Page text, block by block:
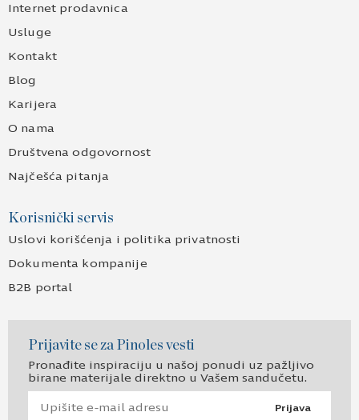
Internet prodavnica
Usluge
Kontakt
Blog
Karijera
O nama
Društvena odgovornost
Najčešća pitanja
Korisnički servis
Uslovi korišćenja i politika privatnosti
Dokumenta kompanije
B2B portal
Prijavite se za Pinoles vesti
Pronađite inspiraciju u našoj ponudi uz pažljivo
birane materijale direktno u Vašem sandučetu.
Prijava